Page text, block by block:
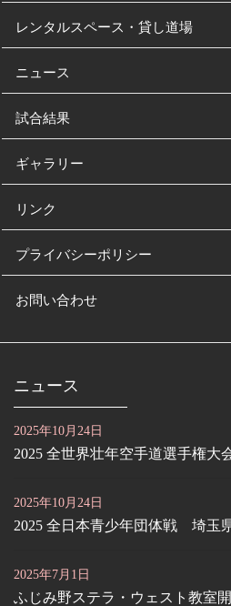
レンタルスペース・貸し道場
ニュース
試合結果
ギャラリー
リンク
プライバシーポリシー
お問い合わせ
ニュース
2025年10月24日
2025 全世界壮年空手道選手権大
2025年10月24日
2025 全日本青少年団体戦 埼玉
2025年7月1日
ふじみ野ステラ・ウェスト教室